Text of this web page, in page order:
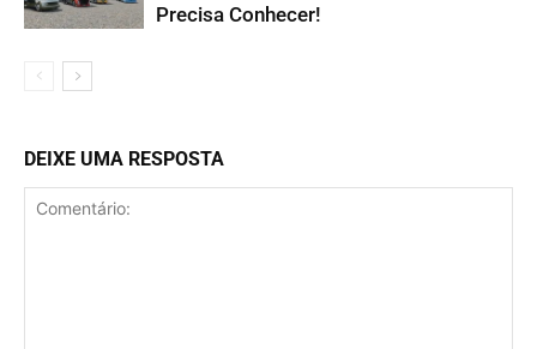
Precisa Conhecer!
DEIXE UMA RESPOSTA